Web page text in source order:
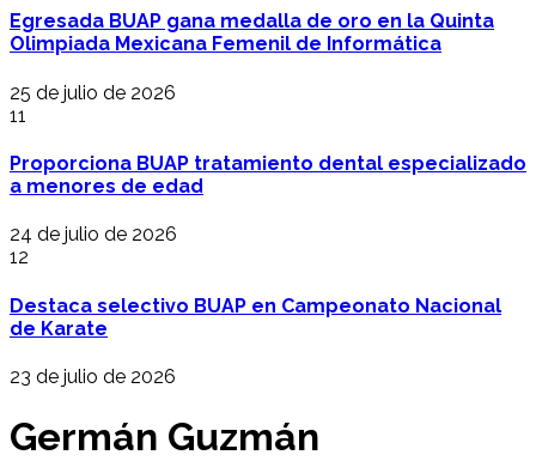
Egresada BUAP gana medalla de oro en la Quinta
Olimpiada Mexicana Femenil de Informática
25 de julio de 2026
11
Proporciona BUAP tratamiento dental especializado
a menores de edad
24 de julio de 2026
12
Destaca selectivo BUAP en Campeonato Nacional
de Karate
23 de julio de 2026
Germán Guzmán